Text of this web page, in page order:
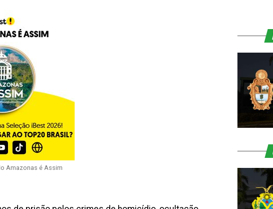
Amazonas é Assim